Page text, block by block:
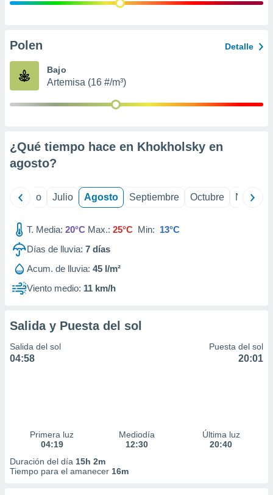
e
publicidad
Polen Detalle
Bajo
Artemisa (16 #/m³)
¿Qué tiempo hace en Khokholsky en
agosto?
Junio Julio Agosto Septiembre Octubre
T. Media: 20°C Max.: 25°C Min: 13°C
Días de lluvia: 7 días
Acum. de lluvia: 45 l/m²
Viento medio: 11 km/h
Salida y Puesta del sol
Salida del sol
04:58
Puesta del sol
20:01
Primera luz
04:19
Mediodía
12:30
Última luz
20:40
Duración del día 15h 2m
Tiempo para el amanecer 16m